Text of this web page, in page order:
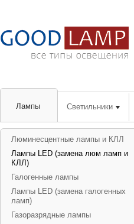
Лампы Светильники
Люминесцентные лампы и КЛЛ
Лампы LED (замена люм ламп и
КЛЛ)
Галогенные лампы
Лампы LED (замена галогенных
ламп)
Газоразрядные лампы